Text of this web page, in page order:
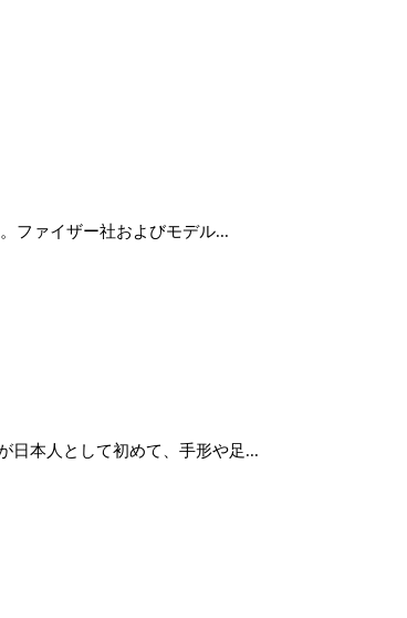
ファイザー社およびモデル...
日本人として初めて、手形や足...